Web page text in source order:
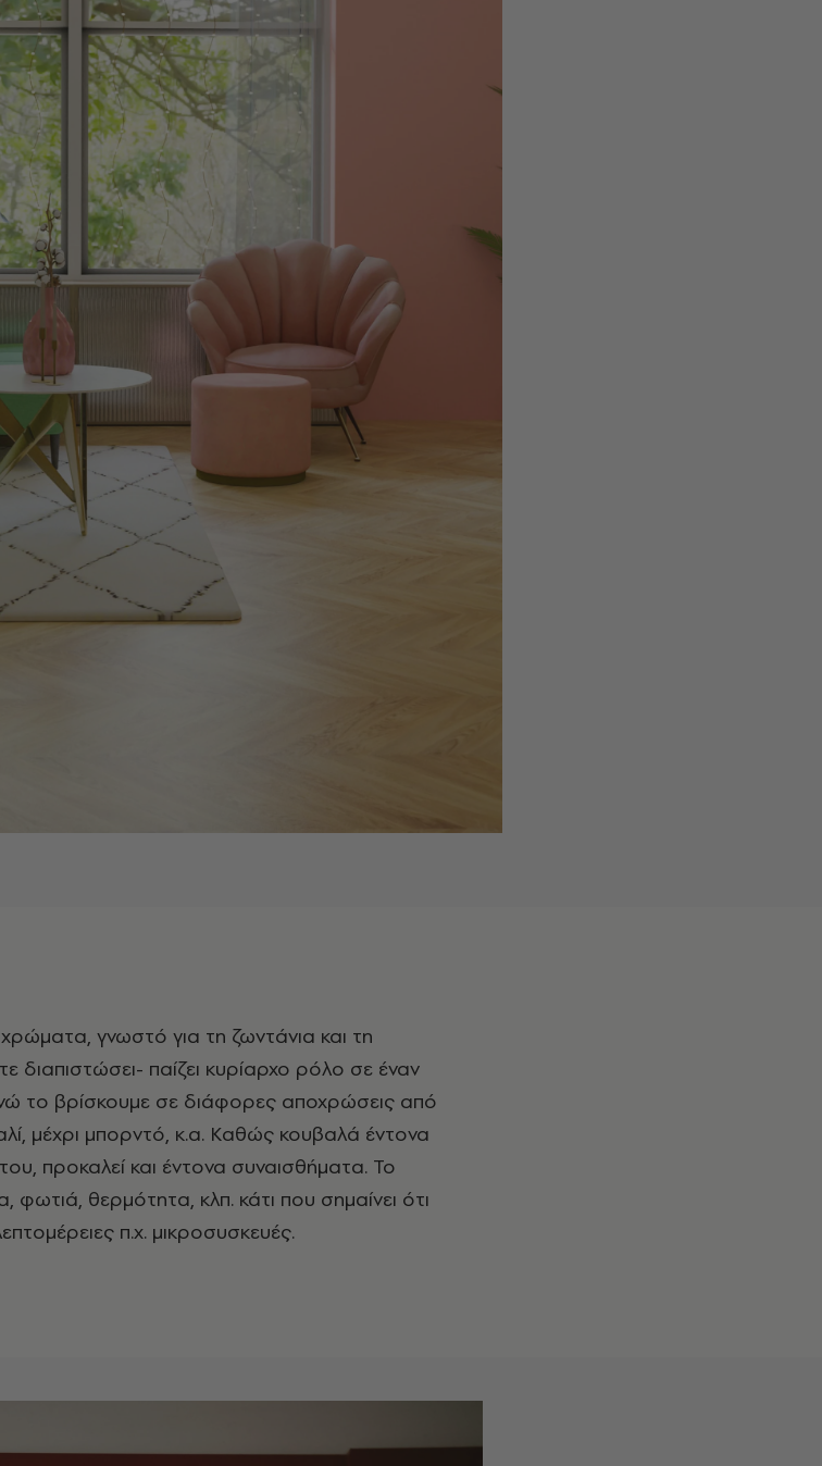
διαπιστώσει- παίζει κυρίαρχο ρόλο σε έναν
το βρίσκουμε σε διάφορες αποχρώσεις από
μέχρι μπορντό, κ.α. Καθώς κουβαλά έντονα
προκαλεί και έντονα συναισθήματα. Το
φωτιά, θερμότητα, κλπ. κάτι που σημαίνει ότι
π.χ. μικροσυσκευές.